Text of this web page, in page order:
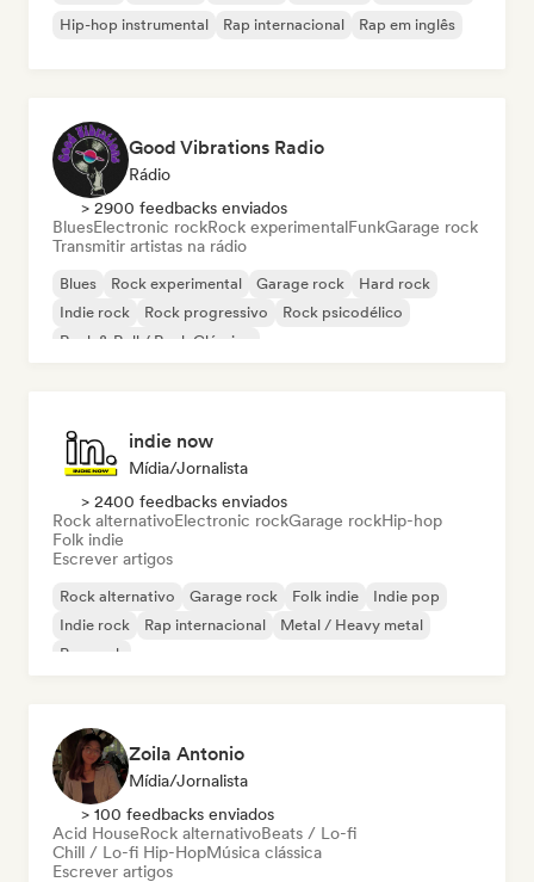
Hip-hop instrumental
Rap internacional Rap em inglês
Good Vibrations Radio
Rádio
> 2900 feedbacks enviados
BluesElectronic rockRock experimentalFunkGarage rock
Transmitir artistas na rádio
Blues Rock experimental Garage rock
Hard rock
Indie rock
Rock progressivo
Rock psicodélico
Rock & Roll / Rock Clássico
indie now
Mídia/Jornalista
> 2400 feedbacks enviados
Rock alternativoElectronic rockGarage rockHip-hop
Folk indie
Escrever artigos
Rock alternativo Garage rock Folk indie
Indie pop
Indie rock
Rap internacional
Metal / Heavy metal
Pop rock
Zoila Antonio
Mídia/Jornalista
> 100 feedbacks enviados
Acid HouseRock alternativoBeats / Lo-fi
Chill / Lo-fi Hip-HopMúsica clássica
Escrever artigos